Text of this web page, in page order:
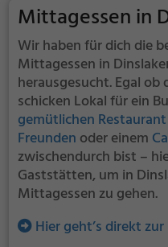
Mittagessen in
Wir haben für dich die
Mittagessen in
herausgesucht. Egal ob
schicken Lokal für ein
gemütlichen Restaurant
Freunden oder einem
zwischendurch bist –
Gaststätten, um in
Mittagessen zu gehen.
Hier geht’s direkt